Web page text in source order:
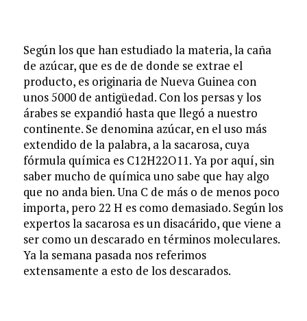
Según los que han estudiado la materia, la caña
de azúcar, que es de de donde se extrae el
producto, es originaria de Nueva Guinea con
unos 5000 de antigüedad. Con los persas y los
árabes se expandió hasta que llegó a nuestro
continente. Se denomina azúcar, en el uso más
extendido de la palabra, a la sacarosa, cuya
fórmula química es C12H22O11. Ya por aquí, sin
saber mucho de química uno sabe que hay algo
que no anda bien. Una C de más o de menos poco
importa, pero 22 H es como demasiado. Según los
expertos la sacarosa es un disacárido, que viene a
ser como un descarado en términos moleculares.
Ya la semana pasada nos referimos
extensamente a esto de los descarados.